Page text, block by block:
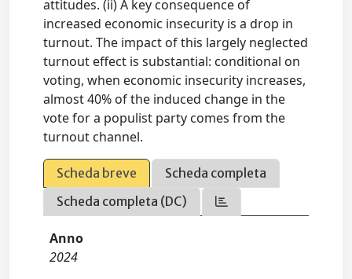
attitudes. (ii) A key consequence of
increased economic insecurity is a drop in
turnout. The impact of this largely neglected
turnout effect is substantial: conditional on
voting, when economic insecurity increases,
almost 40% of the induced change in the
vote for a populist party comes from the
turnout channel.
Scheda breve
Scheda completa
Scheda completa (DC)
Anno
2024